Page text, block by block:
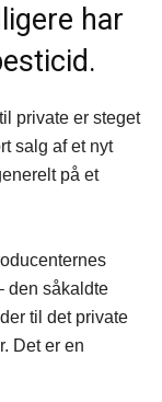
har
private er steget
salg af et nyt
på et
den såkaldte
til det private
Det er en